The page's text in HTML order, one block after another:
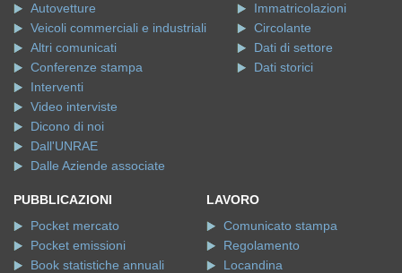
Autovetture
Veicoli commerciali e industriali
Altri comunicati
Conferenze stampa
Interventi
Video interviste
Dicono di noi
Dall'UNRAE
Dalle Aziende associate
Immatricolazioni
Circolante
Dati di settore
Dati storici
PUBBLICAZIONI
Pocket mercato
Pocket emissioni
Book statistiche annuali
LAVORO
Comunicato stampa
Regolamento
Locandina